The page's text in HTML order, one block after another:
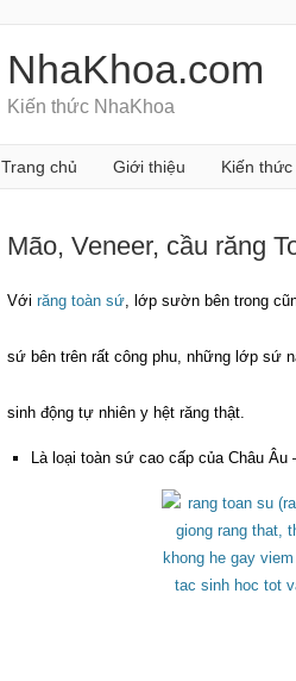
NhaKhoa.com
Kiến thức NhaKhoa
Trang chủ Giới thiệu Kiến thức
Mão, Veneer, cầu răng
Với răng toàn sứ, lớp sườn bên trong
sứ bên trên rất công phu, những lớp sứ
sinh động tự nhiên y hệt răng thật.
Là loại toàn sứ cao cấp của Châu